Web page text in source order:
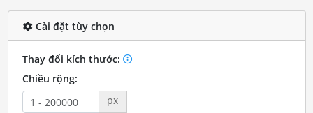
Cài đặt tùy chọn
Thay đổi kích thước:
Chiều rộng:
px